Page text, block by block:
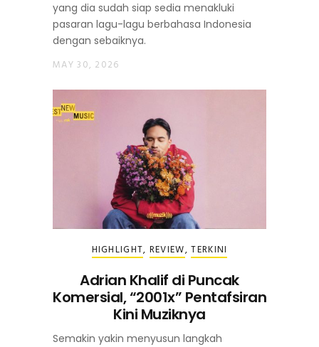
yang dia sudah siap sedia menakluki
pasaran lagu-lagu berbahasa Indonesia
dengan sebaiknya.
MAY 30, 2026
HIGHLIGHT, REVIEW,TERKINI
Adrian Khalif di Puncak
Komersial, “2001x” Pentafsiran
Kini Muziknya
Semakin yakin menyusun langkah